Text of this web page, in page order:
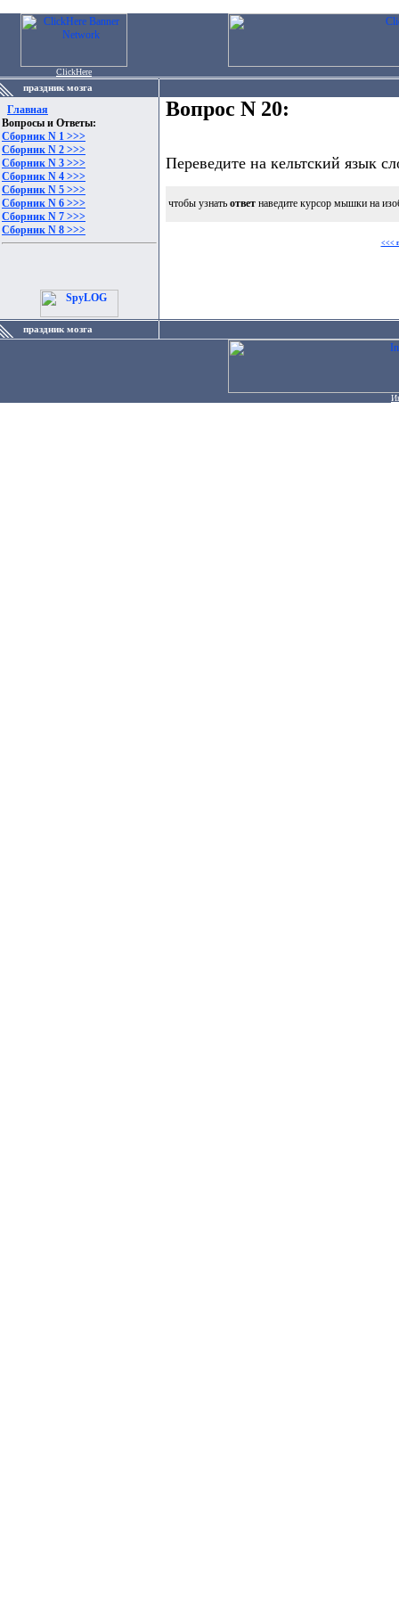
ClickHere
праздник мозга
Главная
Вопросы и Ответы:
Сборник N 1 >>>
Сборник N 2 >>>
Сборник N 3 >>>
Сборник N 4 >>>
Сборник N 5 >>>
Сборник N 6 >>>
Сборник N 7 >>>
Сборник N 8 >>>
Вопрос N 20:
Переведите на кельтский язык
чтобы узнать ответ наведите курсор мышки на
<<<
праздник мозга